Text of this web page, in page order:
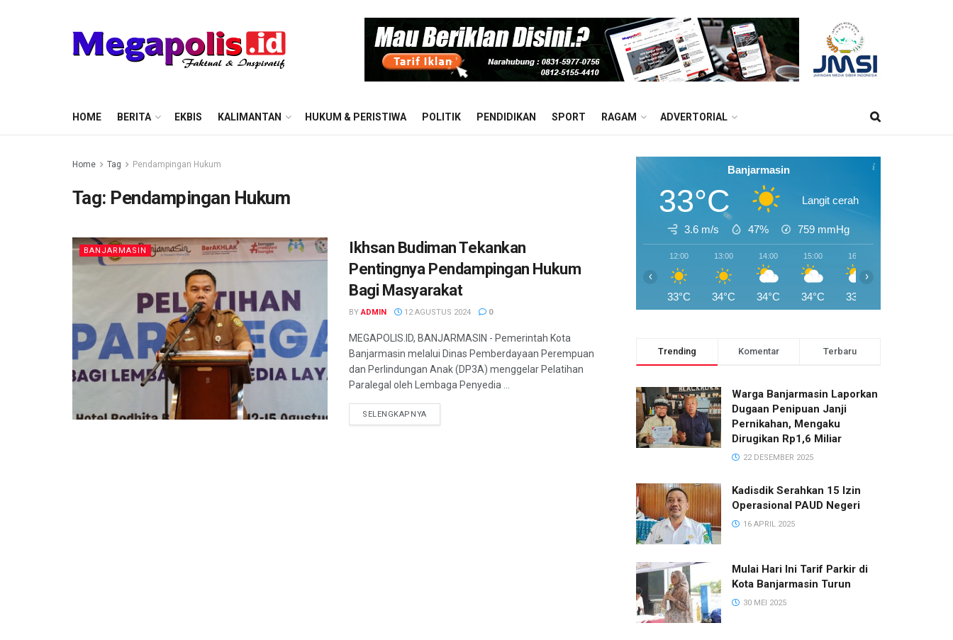
HOME BERITA EKBIS KALIMANTAN HUKUM & PERISTIWA POLITIK PENDIDIKAN SPORT RAGAM ADVERTORIAL
Home Tag Pendampingan Hukum
Tag: Pendampingan Hukum
BANJARMASIN
Ikhsan Budiman Tekankan
Pentingnya Pendampingan Hukum
Bagi Masyarakat
BY ADMIN 12 AGUSTUS 2024 0
MEGAPOLIS.ID, BANJARMASIN - Pemerintah Kota
Banjarmasin melalui Dinas Pemberdayaan Perempuan
dan Perlindungan Anak (DP3A) menggelar Pelatihan
Paralegal oleh Lembaga Penyedia ...
SELENGKAPNYA
Banjarmasin
33°C Langit cerah
3.6 m/s 47% 759 mmHg
12:00
33°C
13:00
34°C
14:00
34°C
15:00
34°C
16:00
33°C
‹ ›
Trending Komentar Terbaru
Warga Banjarmasin Laporkan
Dugaan Penipuan Janji
Pernikahan, Mengaku
Dirugikan Rp1,6 Miliar
22 DESEMBER 2025
Kadisdik Serahkan 15 Izin
Operasional PAUD Negeri
16 APRIL 2025
Mulai Hari Ini Tarif Parkir di
Kota Banjarmasin Turun
30 MEI 2025